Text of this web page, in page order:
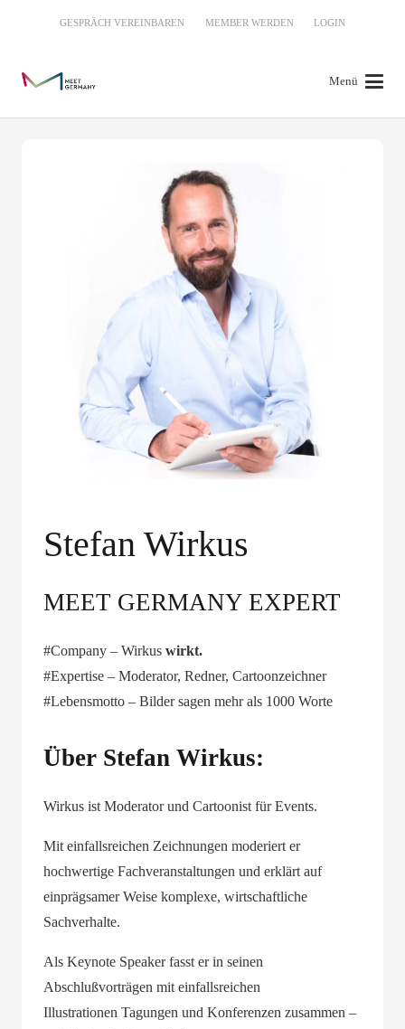
GESPRÄCH VEREINBAREN MEMBER WERDEN LOGIN
Menü
Stefan Wirkus
MEET GERMANY EXPERT
#Company – Wirkus wirkt.
#Expertise – Moderator, Redner, Cartoonzeichner
#Lebensmotto – Bilder sagen mehr als 1000 Worte
Über Stefan Wirkus:
Wirkus ist Moderator und Cartoonist für Events.
Mit einfallsreichen Zeichnungen moderiert er
hochwertige Fachveranstaltungen und erklärt auf
einprägsamer Weise komplexe, wirtschaftliche
Sachverhalte.
Als Keynote Speaker fasst er in seinen
Abschlußvorträgen mit einfallsreichen
Illustrationen Tagungen und Konferenzen zusammen –